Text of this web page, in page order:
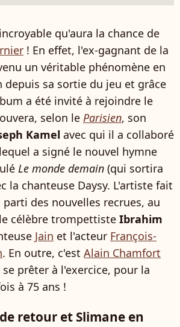
qu'aura la chance de
! En effet, l'ex-gagnant de la
un véritable phénomène en
depuis sa sortie du jeu et grâce
a été invité à rejoindre le
selon le Parisien, son
Kamel avec qui il a collaboré
a signé le nouvel hymne
Le monde demain (qui sortira
la chanteuse Daysy. L'artiste fait
des nouvelles recrues, au
célèbre trompettiste Ibrahim
Jain et l'acteur François-
. En outre, c'est Alain Chamfort
prêter à l'exercice, pour la
à 75 ans !
retour et Slimane en